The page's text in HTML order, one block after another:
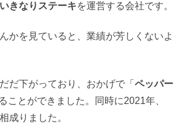
いきなりステーキを運営する会社です。
かを見ていると、業績が芳しくないよ
だ下がっており、おかげで「 ペッパー
ことができました。同時に2021年、
成りました。